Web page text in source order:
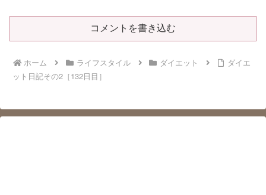
コメントを書き込む
ホーム ライフスタイル ダイエット
ダイエ
ット日記その2［132日目］